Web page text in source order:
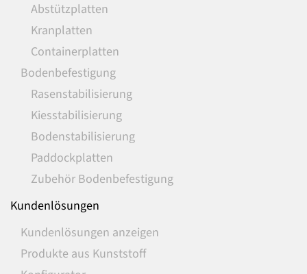
Abstützplatten
Kranplatten
Containerplatten
Bodenbefestigung
Rasenstabilisierung
Kiesstabilisierung
Bodenstabilisierung
Paddockplatten
Zubehör Bodenbefestigung
Kundenlösungen
Kundenlösungen anzeigen
Produkte aus Kunststoff